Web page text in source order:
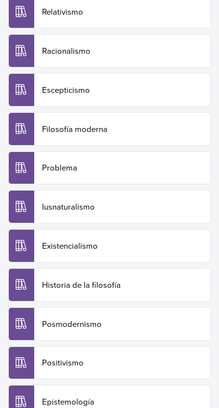
Relativismo
Racionalismo
Escepticismo
Filosofía moderna
Problema
Iusnaturalismo
Existencialismo
Historia de la filosofía
Posmodernismo
Positivismo
Epistemología